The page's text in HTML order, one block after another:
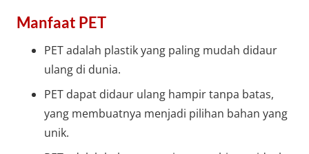
Manfaat PET
PET adalah plastik yang paling mudah didaur
ulang di dunia.
PET dapat didaur ulang hampir tanpa batas,
yang membuatnya menjadi pilihan bahan yang
unik.